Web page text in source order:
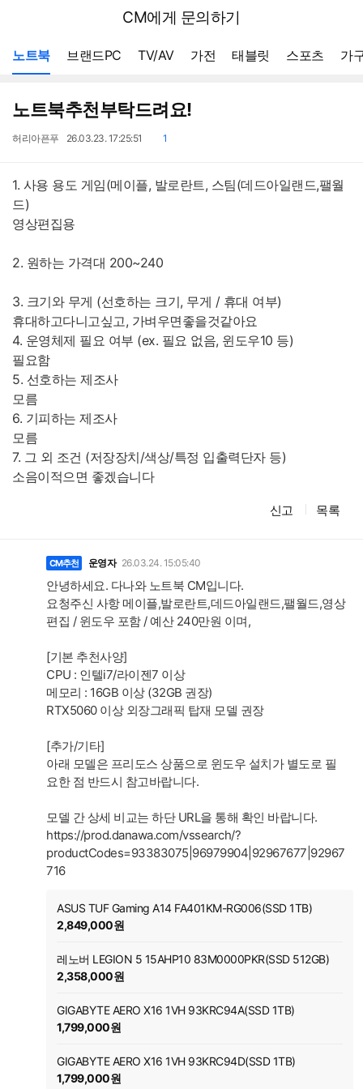
다나와
CM에게 문의하기
노트북 브랜드PC TV/AV 가전 태블릿 스포츠 가
노트북추천부탁드려요!
작
허리아픈푸
작
26.03.23. 17:25:51
댓1
1. 사용 용도 게임(메이플, 발로란트, 스팀(데드아일랜드,팰월
드)
영상편집용
2. 원하는 가격대 200~240
3. 크기와 무게 (선호하는 크기, 무게 / 휴대 여부)
휴대하고다니고싶고, 가벼우면좋을것같아요
4. 운영체제 필요 여부 (ex. 필요 없음, 윈도우10 등)
필요함
5. 선호하는 제조사
모름
6. 기피하는 제조사
모름
7. 그 외 조건 (저장장치/색상/특정 입출력단자 등)
소음이적으면 좋겠습니다
신고 목록
CM추천 운영자 26.03.24. 15:05:40
안녕하세요. 다나와 노트북 CM입니다.
요청주신 사항 메이플,발로란트,데드아일랜드,팰월드,영상
편집 / 윈도우 포함 / 예산 240만원 이며,
[기본 추천사양]
CPU : 인텔i7/라이젠7 이상
메모리 : 16GB 이상 (32GB 권장)
RTX5060 이상 외장그래픽 탑재 모델 권장
[추가/기타]
아래 모델은 프리도스 상품으로 윈도우 설치가 별도로 필
요한 점 반드시 참고바랍니다.
모델 간 상세 비교는 하단 URL을 통해 확인 바랍니다.
https://prod.danawa.com/vssearch/?
productCodes=93383075|96979904|92967677|92967
716
ASUS TUF Gaming A14 FA401KM-RG006(SSD 1TB)
2,849,000원
레노버 LEGION 5 15AHP10 83M0000PKR(SSD 512GB)
2,358,000원
GIGABYTE AERO X16 1VH 93KRC94A(SSD 1TB)
1,799,000원
GIGABYTE AERO X16 1VH 93KRC94D(SSD 1TB)
1,799,000원